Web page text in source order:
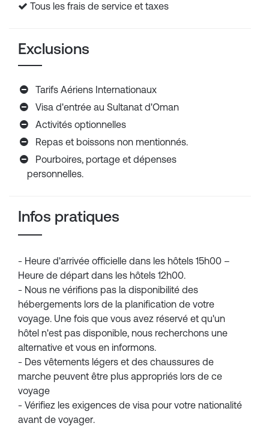
Tous les frais de service et taxes
Exclusions
Tarifs Aériens Internationaux
Visa d'entrée au Sultanat d'Oman
Activités optionnelles
Repas et boissons non mentionnés.
Pourboires, portage et dépenses
personnelles.
Infos pratiques
- Heure d'arrivée officielle dans les hôtels 15h00 –
Heure de départ dans les hôtels 12h00.
- Nous ne vérifions pas la disponibilité des
hébergements lors de la planification de votre
voyage. Une fois que vous avez réservé et qu'un
hôtel n'est pas disponible, nous recherchons une
alternative et vous en informons.
- Des vêtements légers et des chaussures de
marche peuvent être plus appropriés lors de ce
voyage
- Vérifiez les exigences de visa pour votre nationalité
avant de voyager.